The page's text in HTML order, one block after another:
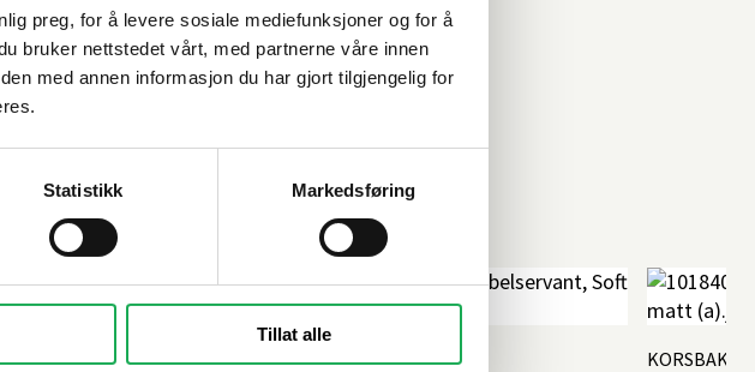
preg, for å levere sosiale mediefunksjoner og for å
bruker nettstedet vårt, med partnerne våre innen
med annen informasjon du har gjort tilgjengelig for
Statistikk Markedsføring
Tillat alle
+1 farge INR